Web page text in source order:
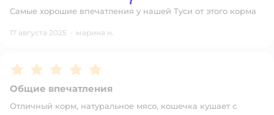
Самые хорошие впечатления у нашей Туси от этого корма
17 августа 2025 · марина н.
Рейтинг:5
Общие впечатления
Отличный корм, натуральное мясо, кошечка кушает с